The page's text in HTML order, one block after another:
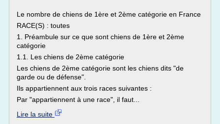
Le nombre de chiens de 1ère et 2ème catégorie en France
RACE(S) : toutes
1. Préambule sur ce que sont chiens de 1ère et 2ème
catégorie
1.1. Les chiens de 2ème catégorie
Les chiens de 2ème catégorie sont les chiens dits "de
garde ou de défense".
Ils appartiennent aux trois races suivantes :
Par "appartiennent à une race", il faut...
Lire la suite